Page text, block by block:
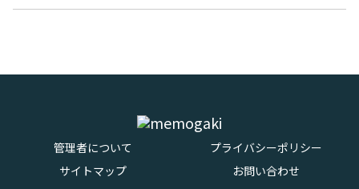
管理者について
プライバシーポリシー
サイトマップ
お問い合わせ